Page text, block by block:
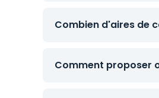
Combien d'aires de
Comment proposer